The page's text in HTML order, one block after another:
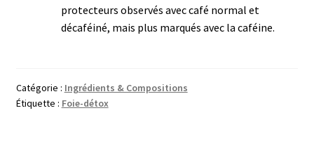
protecteurs observés avec café normal et
décaféiné, mais plus marqués avec la caféine.
Catégorie : Ingrédients & Compositions
Étiquette : Foie-détox